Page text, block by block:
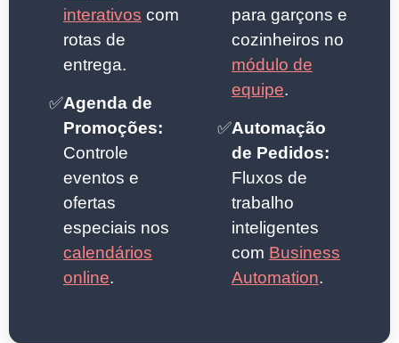
interativos com
rotas de
entrega.
✅Agenda de
Promoções:
Controle
eventos e
ofertas
especiais nos
calendários
online.
para garçons e
cozinheiros no
módulo de
equipe.
✅Automação
de Pedidos:
Fluxos de
trabalho
inteligentes
com Business
Automation.